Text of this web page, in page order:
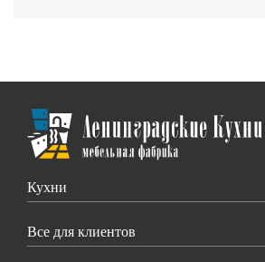
Кухни
Все для клиентов